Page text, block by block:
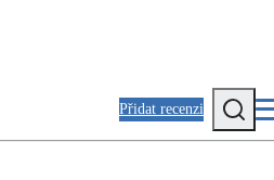
Přidat recenzi